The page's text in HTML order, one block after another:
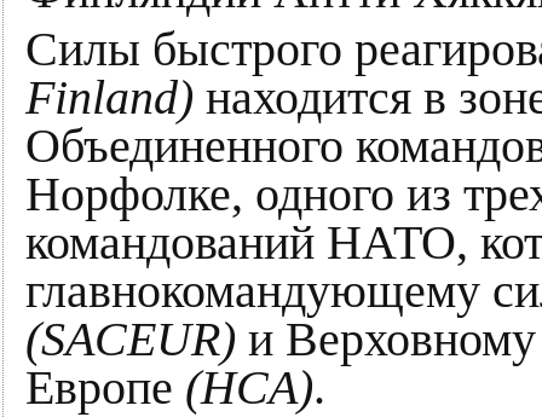
Силы быстрого
Finland) находится в
Объединенного
Норфолке, одного из
командований НАТО,
главнокомандующему
(SACEUR) и
Европе (HCA).